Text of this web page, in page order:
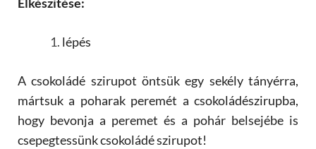
lépés
A csokoládé szirupot öntsük egy sekély tányérra,
mártsuk a poharak peremét a csokoládészirupba,
hogy bevonja a peremet és a pohár belsejébe is
csepegtessünk csokoládé szirupot!